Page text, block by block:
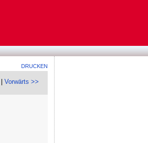
DRUCKEN
|Vorwärts >>